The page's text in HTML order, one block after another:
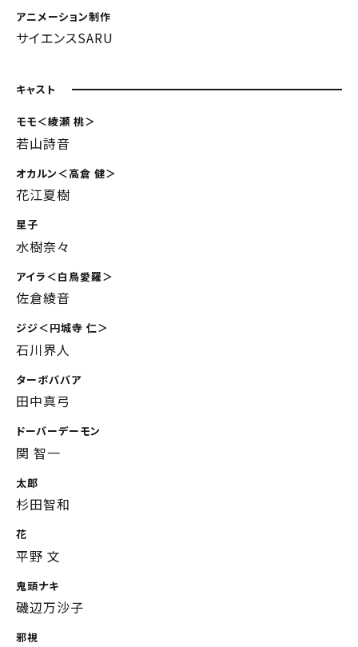
アニメーション制作
サイエンスSARU
キャスト
モモ＜綾瀬 桃＞
若山詩音
オカルン＜高倉 健＞
花江夏樹
星子
水樹奈々
アイラ＜白鳥愛羅＞
佐倉綾音
ジジ＜円城寺 仁＞
石川界人
ターボババア
田中真弓
ドーバーデーモン
関 智一
太郎
杉田智和
花
平野 文
鬼頭ナキ
磯辺万沙子
邪視